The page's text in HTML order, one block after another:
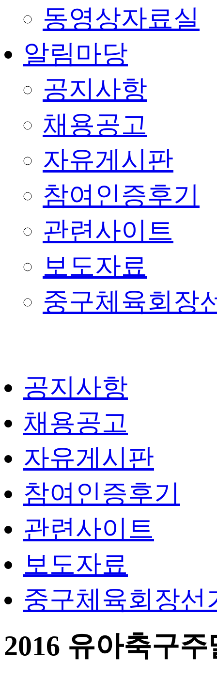
동영상자료실
알림마당
공지사항
채용공고
자유게시판
참여인증후기
관련사이트
보도자료
중구체육회장
공지사항
채용공고
자유게시판
참여인증후기
관련사이트
보도자료
중구체육회장선
2016 유아축구